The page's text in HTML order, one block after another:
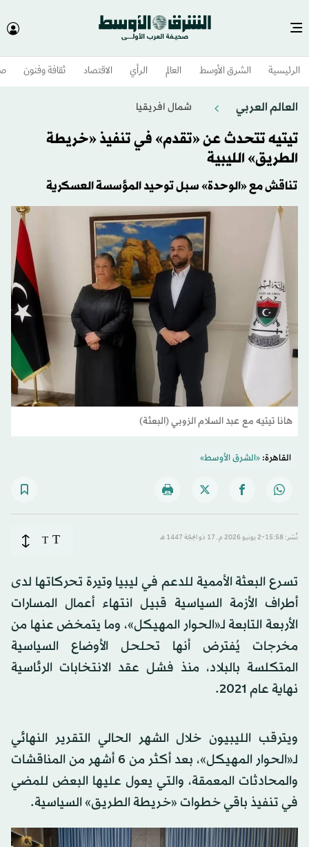
الرئيسية الشرق الأوسط​ العالم الرأي الاقتصاد ثقافة وفنون
العالم العربي شمال افريقيا
تيتيه تتحدث عن «تقدم» في تنفيذ «خريطة
الطريق» الليبية
تناقش مع «الوحدة» سبل توحيد المؤسسة العسكرية
هانا تيتيه مع عبد السلام الزوبي (البعثة)
القاهرة:«الشرق الأوسط»
نُشر: 15:58-2 يونيو 2026 م ـ 17 ذو الحِجّة 1447 هـ T
T
تسرع البعثة الأممية للدعم في ليبيا وتيرة تحركاتها لدى
أطراف الأزمة السياسية قبيل انتهاء أعمال المسارات
الأربعة التابعة لـ«الحوار المهيكل»، وما يتمخض عنها من
مخرجات يُفترض أنها تحلحل الأوضاع السياسية
المتكلسة بالبلاد، منذ فشل عقد الانتخابات الرئاسية
نهاية عام 2021.
ويترقب الليبيون خلال الشهر الحالي التقرير النهائي
لـ«الحوار المهيكل»، بعد أكثر من 6 أشهر من المناقشات
والمحادثات المعمقة، والتي يعول عليها البعض للمضي
في تنفيذ باقي خطوات «خريطة الطريق» السياسية.